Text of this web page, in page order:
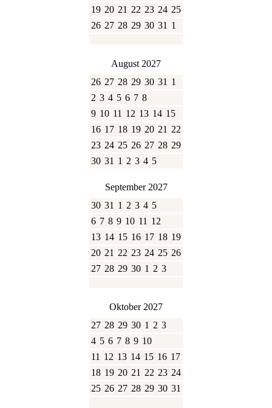
19 20 21 22 23 24 25
26 27 28 29 30 31 1
August 2027
26 27 28 29 30 31 1
2 3 4 5 6 7 8
9 10 11 12 13 14 15
16 17 18 19 20 21 22
23 24 25 26 27 28 29
30 31 1 2 3 4 5
September 2027
30 31 1 2 3 4 5
6 7 8 9 10 11 12
13 14 15 16 17 18 19
20 21 22 23 24 25 26
27 28 29 30 1 2 3
Oktober 2027
27 28 29 30 1 2 3
4 5 6 7 8 9 10
11 12 13 14 15 16 17
18 19 20 21 22 23 24
25 26 27 28 29 30 31